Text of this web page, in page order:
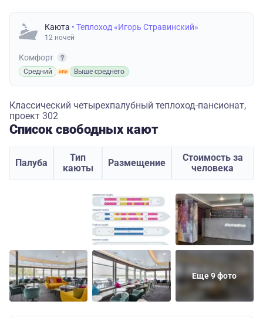
Каюта • Теплоход «Игорь Стравинский»
12 ночей
Комфорт
Средний Выше среднего
Классический четырехпалубный теплоход-пансионат,
проект 302
Список свободных кают
Палуба
Тип
каюты
Размещение
Стоимость за
человека
Еще 9 фото